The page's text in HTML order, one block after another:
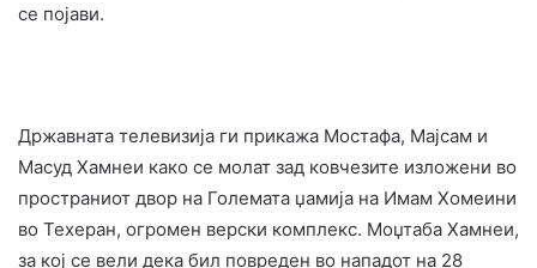
се појави.
Државната телевизија ги прикажа Мостафа, Мајсам и
Масуд Хамнеи како се молат зад ковчезите изложени во
пространиот двор на Големата џамија на Имам Хомеини
во Техеран, огромен верски комплекс. Моџтаба Хамнеи,
за кој се вели дека бил повреден во нападот на 28